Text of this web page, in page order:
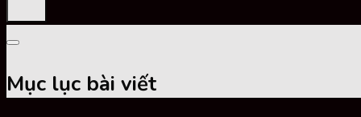
Mục lục bài viết